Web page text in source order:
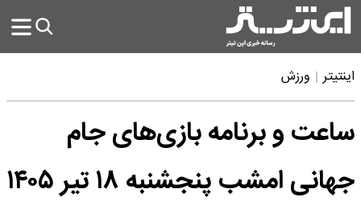
اینتیتر ورزش
ساعت و برنامه بازی‌های جام
جهانی امشب پنجشنبه ۱۸ تیر ۱۴۰۵